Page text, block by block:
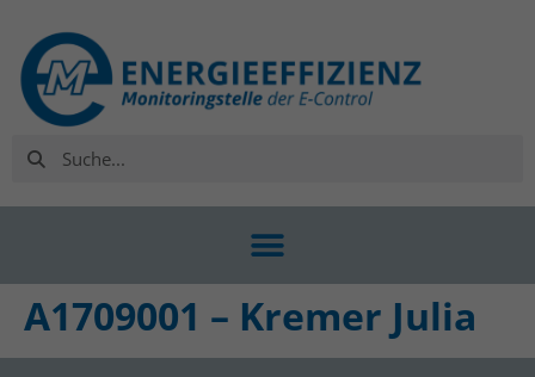
A1709001 – Kremer Julia